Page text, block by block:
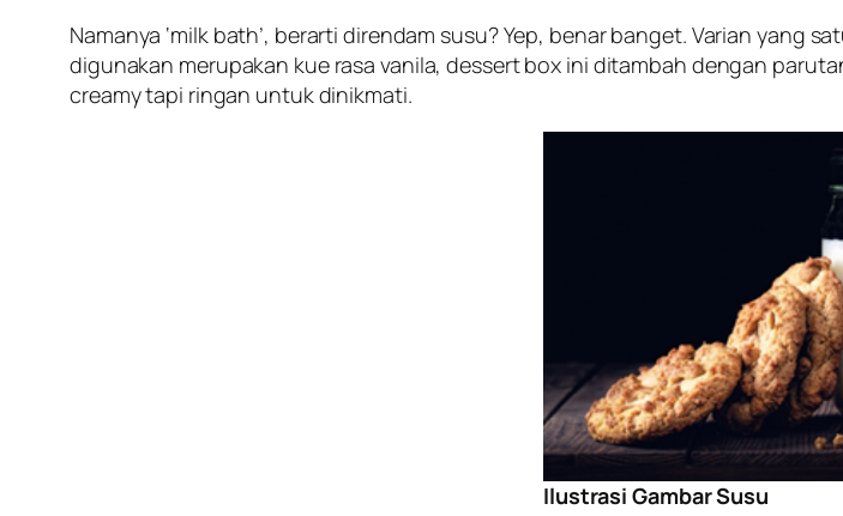
Namanya ‘milk bath’, berarti direndam susu? Yep, benar banget. Varian yang
digunakan merupakan kue rasa vanila, dessert box ini ditambah dengan
creamytapi ringan untuk dinikmati.
Ilustrasi Gambar Susu